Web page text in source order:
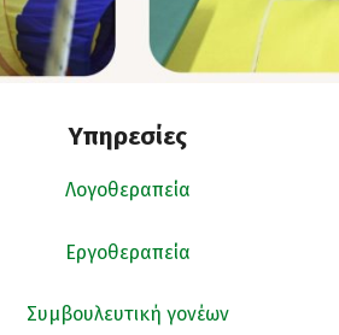
Υπηρεσίες
Λογοθεραπεία
Εργοθεραπεία
Συμβουλευτική γονέων